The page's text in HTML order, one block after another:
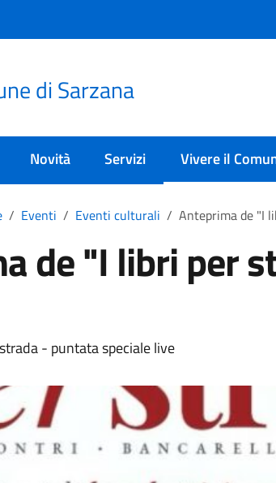
di Sarzana
Novità Servizi Vivere il
Eventi Eventi culturali Anteprima de "I
de "I libri per
- puntata speciale live